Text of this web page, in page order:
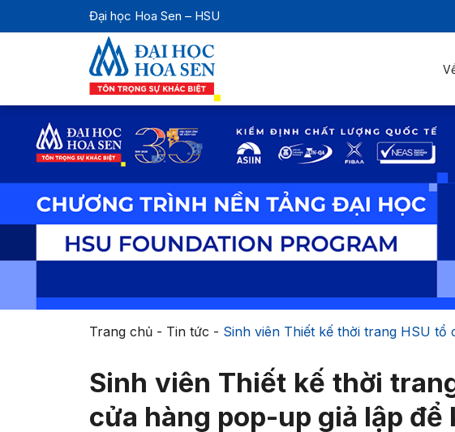
Đại học Hoa Sen – HSU
Trang chủ- Tin tức - Sinh viên Thiết kế thời trang HSU
Sinh viên Thiết kế thời
cửa hàng pop-up giả lập